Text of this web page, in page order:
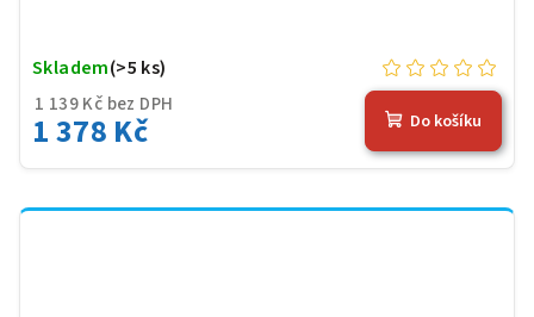
1 139 Kč bez DPH
1 378 Kč
Skladem(>5 ks)
Do košíku